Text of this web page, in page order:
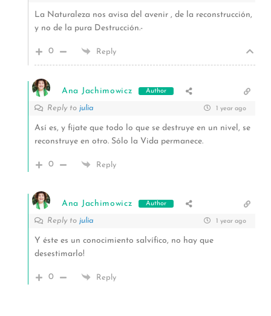
La Naturaleza nos avisa del avenir , de la reconstrucción,
y no de la pura Destrucción.-
0 Reply
Ana Jachimowicz Author
Reply to julia 1 year ago
Así es, y fijate que todo lo que se destruye en un nivel, se
reconstruye en otro. Sólo la Vida permanece.
0 Reply
Ana Jachimowicz Author
Reply to julia 1 year ago
Y éste es un conocimiento salvífico, no hay que
desestimarlo!
0 Reply